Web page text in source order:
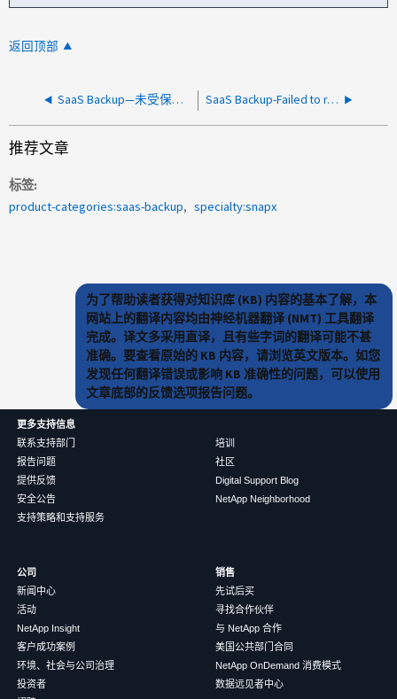
返回顶部
SaaS Backup—未受保护的用户结果窗格中的差异 SaaS Backup-Failed to renew your license subscription ： SSO 用户名或 pwd 无效
推荐文章
标签
product-categories:saas-backup
specialty:snapx
为了帮助读者获得对知识库 (KB) 内容的基本了解，本
网站上的翻译内容均由神经机器翻译 (NMT) 工具翻译
完成。译文多采用直译，且有些字词的翻译可能不甚
准确。要查看原始的 KB 内容，请浏览英文版本。如您
发现任何翻译错误或影响 KB 准确性的问题，可以使用
文章底部的反馈选项报告问题。
更多支持信息
联系支持部门
报告问题
提供反馈
安全公告
支持策略和支持服务
培训
社区
Digital Support Blog
NetApp Neighborhood
公司
新闻中心
活动
NetApp Insight
客户成功案例
环境、社会与公司治理
投资者
销售
先试后买
寻找合作伙伴
与 NetApp 合作
美国公共部门合同
NetApp OnDemand 消费模式
数据远见者中心